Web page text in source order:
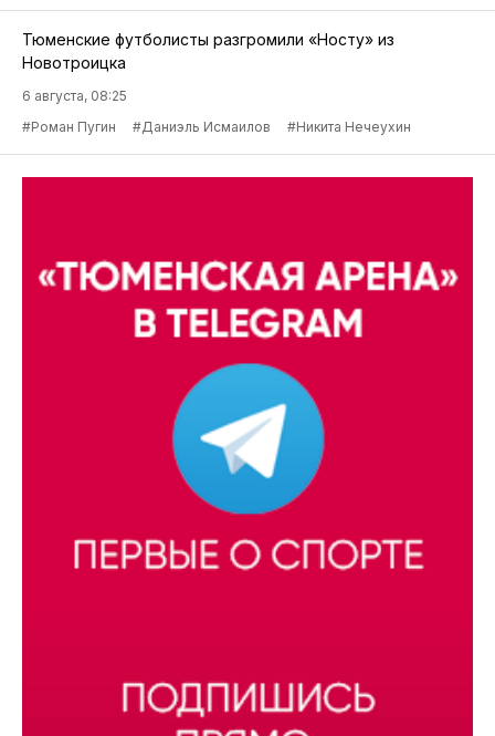
Тюменские футболисты разгромили «Носту» из
Новотроицка
6 августа, 08:25
#Роман Пугин
#Даниэль Исмаилов #Никита Нечеухин